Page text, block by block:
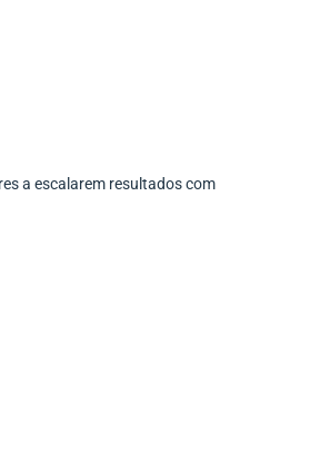
a escalarem resultados com